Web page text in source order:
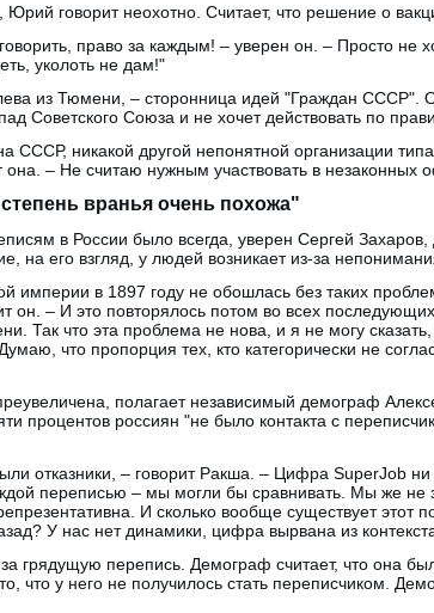
говорит неохотно. Считает, что решение о
право за каждым! – уверен он. – Просто не
уколоть не дам!"
из Тюмени, – сторонница идей "Граждан СССР".
Советского Союза и не хочет действовать по
СССР, никакой другой непонятной организации
– Не считаю нужным участвовать в незаконных
вранья очень похожа"
в России было всегда, уверен Сергей
на его взгляд, у людей возникает из-за
империи в 1897 году не обошлась без таких
он. – И это повторялось потом во всех
Так что эта проблема не нова, и я не могу
что пропорция тех, кто категорически не
полагает независимый демограф
процентов россиян "не было контакта с
отказники, – говорит Ракша. – Цифра SuperJob
переписью – мы могли бы сравнивать. Мы же не
И сколько вообще существует этот
У нас нет динамики, цифра вырвана из
грядущую перепись. Демограф считает, что она
что у него не получилось стать переписчиком.